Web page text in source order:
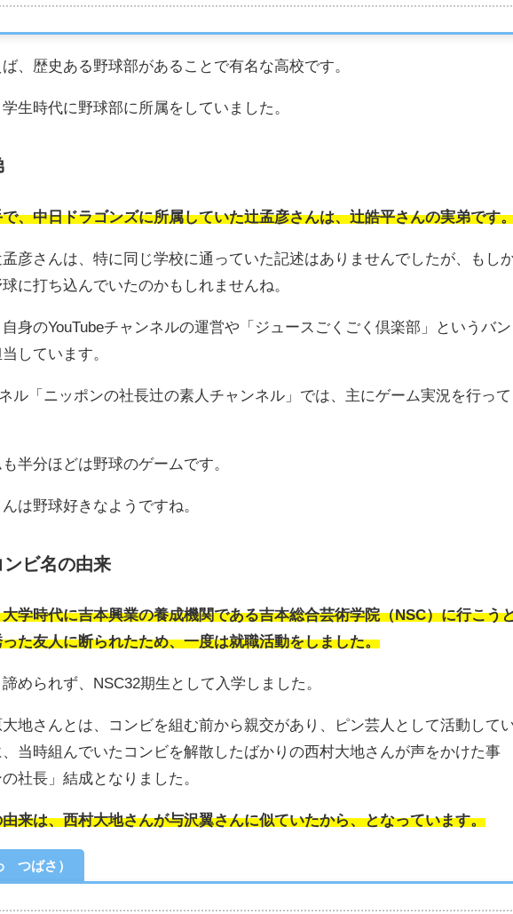
、歴史ある野球部があることで有名な高校です。
生時代に野球部に所属をしていました。
、中日ドラゴンズに所属していた辻孟彦さんは、辻皓平さんの実弟です
彦さんは、特に同じ学校に通っていた記述はありませんでしたが、もし
に打ち込んでいたのかもしれませんね。
身のYouTubeチャンネルの運営や「ジュースごくごく倶楽部」というバン
しています。
ル「ニッポンの社長辻の素人チャンネル」では、主にゲーム実況を行って
半分ほどは野球のゲームです。
は野球好きなようですね。
ビ名の由来
学時代に吉本興業の養成機関である吉本総合芸術学院（NSC）に行こう
た友人に断られたため、一度は就職活動をしました。
められず、NSC32期生として入学しました。
地さんとは、コンビを組む前から親交があり、ピン芸人として活動して
当時組んでいたコンビを解散したばかりの西村大地さんが声をかけた事
社長」結成となりました。
来は、西村大地さんが与沢翼さんに似ていたから、となっています。
つばさ）